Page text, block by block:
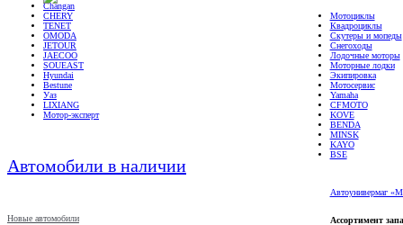
Changan
CHERY
TENET
OMODA
JETOUR
JAECOO
SOUEAST
Hyundai
Bestune
Уаз
LIXIANG
Мотор-эксперт
Автомобили в наличии
Новые автомобили
Мотоциклы
Квадроциклы
Скутеры и мопеды
Снегоходы
Лодочные моторы
Моторные лодки
Экипировка
Мотосервис
Yamaha
CFMOTO
KOVE
BENDA
MINSK
KAYO
BSE
Автоунивермаг
Ассортимент